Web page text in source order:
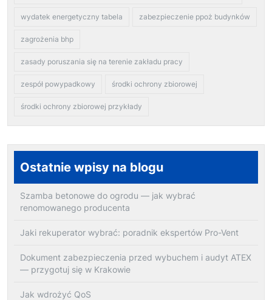
wydatek energetyczny tabela zabezpieczenie ppoż budynków
zagrożenia bhp
zasady poruszania się na terenie zakładu pracy
zespół powypadkowy środki ochrony zbiorowej
środki ochrony zbiorowej przykłady
Ostatnie wpisy na blogu
Szamba betonowe do ogrodu — jak wybrać
renomowanego producenta
Jaki rekuperator wybrać: poradnik ekspertów Pro-Vent
Dokument zabezpieczenia przed wybuchem i audyt ATEX
— przygotuj się w Krakowie
Jak wdrożyć QoS